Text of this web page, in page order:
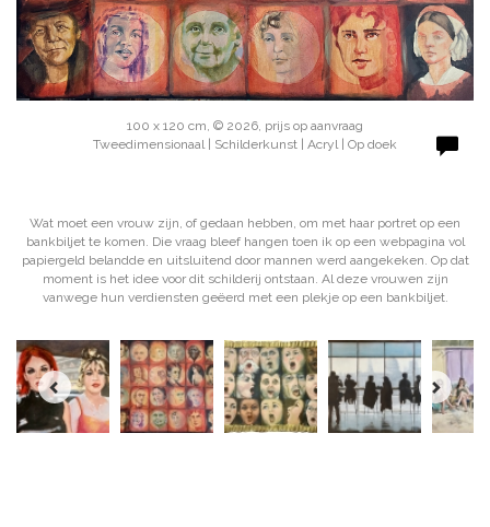
100 x 120 cm, © 2026, prijs op aanvraag
Tweedimensionaal | Schilderkunst | Acryl | Op doek
Wat moet een vrouw zijn, of gedaan hebben, om met haar portret op een
bankbiljet te komen. Die vraag bleef hangen toen ik op een webpagina vol
papiergeld belandde en uitsluitend door mannen werd aangekeken. Op dat
moment is het idee voor dit schilderij ontstaan. Al deze vrouwen zijn
vanwege hun verdiensten geëerd met een plekje op een bankbiljet.